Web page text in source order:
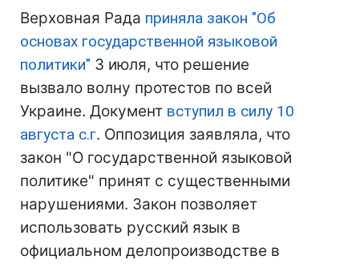
Верховная Рада приняла закон "Об
основах государственной языковой
политики" 3 июля, что решение
вызвало волну протестов по всей
Украине. Документ вступил в силу 10
августа с.г. Оппозиция заявляла, что
закон "О государственной языковой
политике" принят с существенными
нарушениями. Закон позволяет
использовать русский язык в
официальном делопроизводстве в